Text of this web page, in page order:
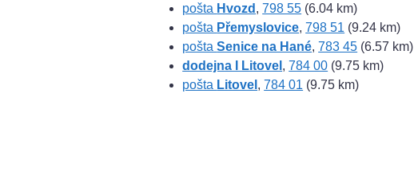
pošta Hvozd ,798 55 (6.04 km)
pošta Přemyslovice,798 51 (9.24 km)
poštaSenice na Hané,783 45 (6.57 km)
dodejna I Litovel ,784 00 (9.75 km)
pošta Litovel ,784 01 (9.75 km)